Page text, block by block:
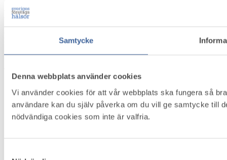
Samtycke
Denna webbplats använder cookies
Vi använder cookies för att vår webbplats ska fungera så
användare kan du själv påverka om du vill ge samtycke till
nödvändiga cookies som inte är valfria.
Kontakt
Box 5501, 114 85 Stockholm
Besöksadress: Näringslivets Hus, Storgatan 19
Innehåll
Om Företagshälsovård
Medlemsservice